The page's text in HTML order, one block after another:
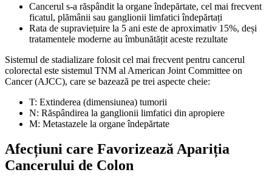
Cancerul s-a răspândit la organe îndepărtate, cel mai frecvent
ficatul, plămânii sau ganglionii limfatici îndepărtați
Rata de supraviețuire la 5 ani este de aproximativ 15%, deși
tratamentele moderne au îmbunătățit aceste rezultate
Sistemul de stadializare folosit cel mai frecvent pentru cancerul
colorectal este sistemul TNM al American Joint Committee on
Cancer (AJCC), care se bazează pe trei aspecte cheie:
T: Extinderea (dimensiunea) tumorii
N: Răspândirea la ganglionii limfatici din apropiere
M: Metastazele la organe îndepărtate
Afecțiuni care Favorizează Apariția
Cancerului de Colon